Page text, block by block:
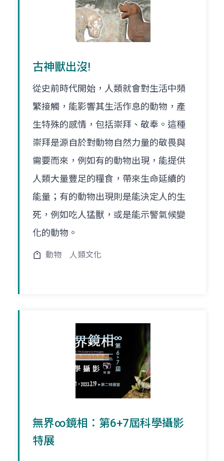
古神獸出沒!
從史前時代開始，人類就會對生活中頻
繁接觸，能影響其生活作息的動物，產
生特殊的感情，包括崇拜、敬奉。這種
崇拜是源自於對動物自然力量的敬畏與
需要而來，例如有的動物出現，能提供
人類大量豐足的糧食，帶來生命延續的
能量；有的動物出現則是能決定人的生
死，例如吃人猛獸，或是能示警氣候變
化的動物。
動物 人類文化
無界∞鏡相：第6+7屆科學攝影
特展